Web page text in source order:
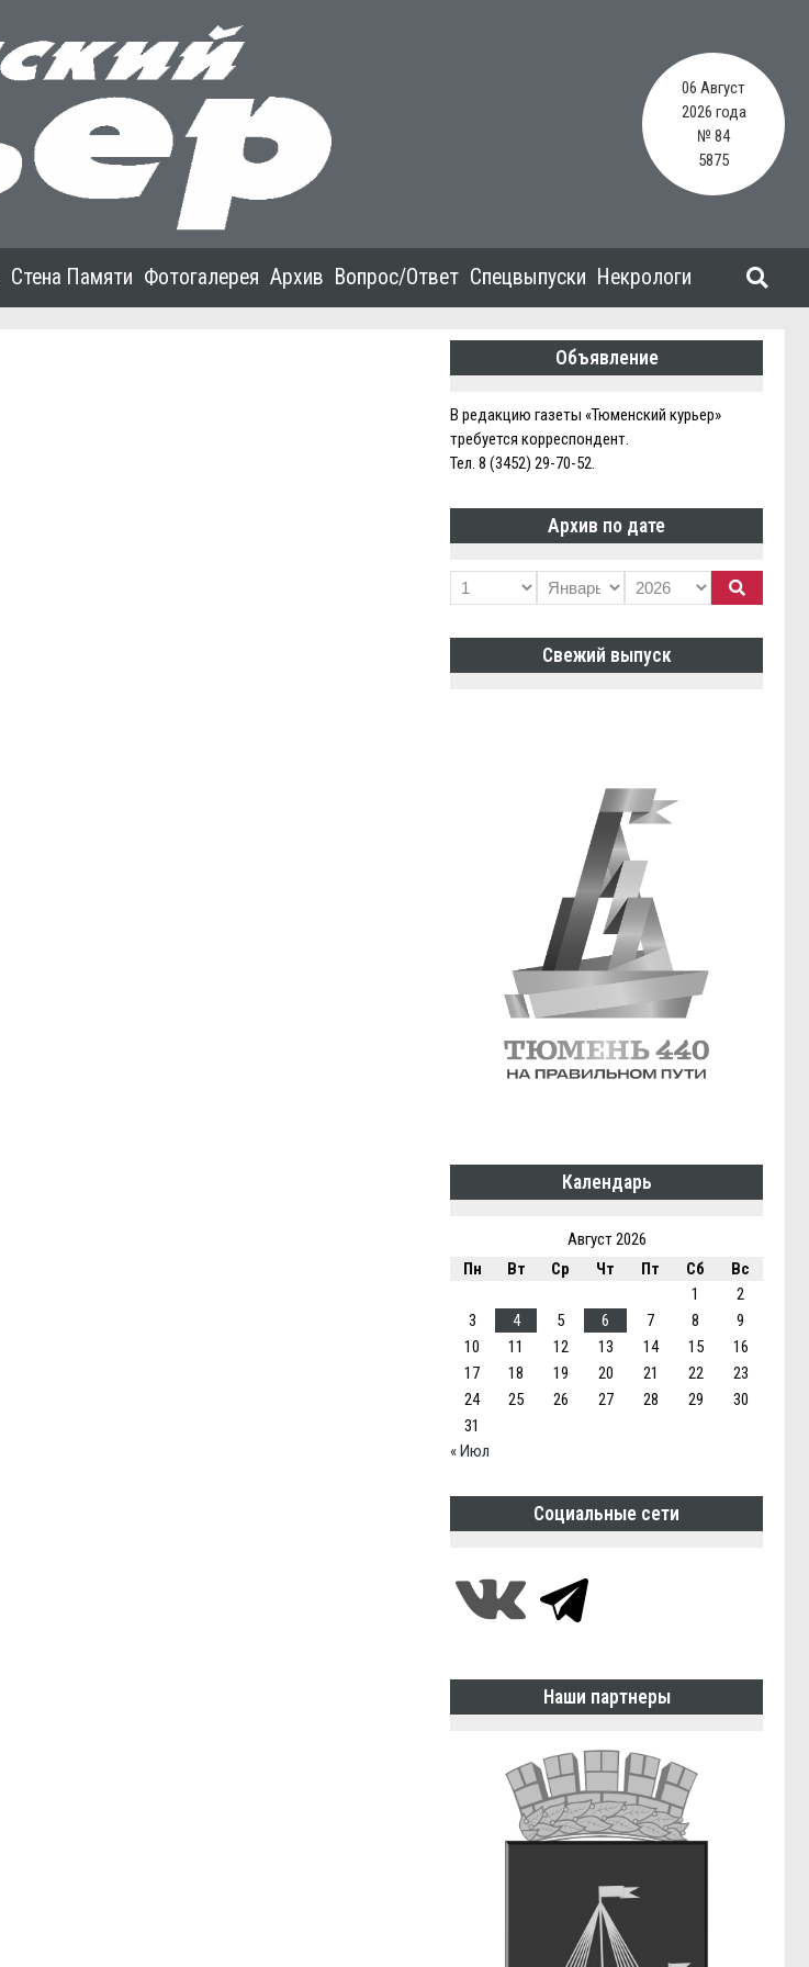
06 Август
2026 года
№ 84
5875
Стена Памяти Фотогалерея Архив Вопрос/Ответ Спецвыпуски Некрологи
Объявление
В редакцию газеты «Тюменский курьер»
требуется корреспондент.
Тел. 8 (3452) 29-70-52.
Архив по дате
Свежий выпуск
Календарь
Август 2026
Пн
Вт Ср Чт Пт Сб
Вс
1
2
3
4 5 6 7 8
9
10
11 12 13 14 15
16
17
18 19 20 21 22
23
24
25 26 27 28 29
30
31
« Июл
Социальные сети
Наши партнеры